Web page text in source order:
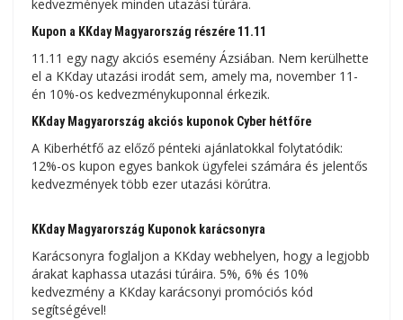
kedvezmények minden utazási túrára.
Kupon a KKday Magyarország részére 11.11
11.11 egy nagy akciós esemény Ázsiában. Nem kerülhette
el a KKday utazási irodát sem, amely ma, november 11-
én 10%-os kedvezménykuponnal érkezik.
KKday Magyarország akciós kuponok Cyber ​​​​hétfőre
A Kiberhétfő az előző pénteki ajánlatokkal folytatódik:
12%-os kupon egyes bankok ügyfelei számára és jelentős
kedvezmények több ezer utazási körútra.
KKday Magyarország Kuponok karácsonyra
Karácsonyra foglaljon a KKday webhelyen, hogy a legjobb
árakat kaphassa utazási túráira. 5%, 6% és 10%
kedvezmény a KKday karácsonyi promóciós kód
segítségével!